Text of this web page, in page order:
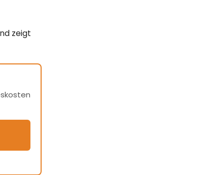
zeigt